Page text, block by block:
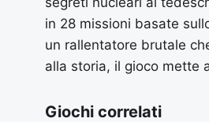
in 28 missioni basate
un rallentatore brutale
alla storia, il gioco mette
Giochi correlati